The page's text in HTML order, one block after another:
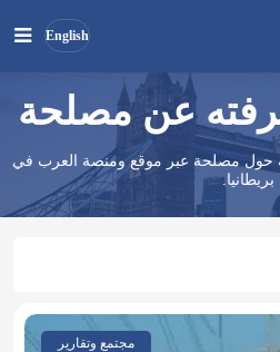
English
بحث
عن مصلحة
حول مصلحة عبر موقع ومنصة العرب في
بريطانيا.
مجتمع وتقارير